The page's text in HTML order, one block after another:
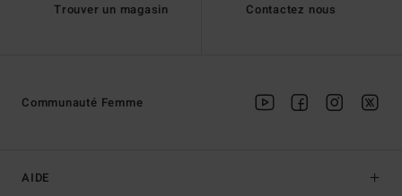
Trouver un magasin Contactez nous
AIDE
Communauté Femme